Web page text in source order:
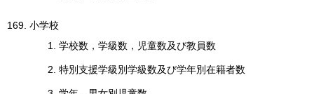
小学校
学校数，学級数，児童数及び教員数
特別支援学級別学級数及び学年別在籍者数